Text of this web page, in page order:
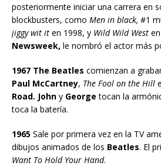
posteriormente iniciar una carrera en
blockbusters, como Men in black, #1
jiggy wit it en 1998, y Wild Wild West
Newsweek, le nombró el actor más
1967 The Beatles comienzan a
Paul McCartney, The Fool on the Hill
Road. John y George tocan la
toca la batería.
1965 Sale por primera vez en la TV
dibujos animados de los Beatles. El
Want To Hold Your Hand.